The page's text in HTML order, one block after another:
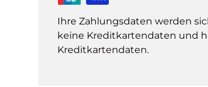
Ihre Zahlungsdaten werden
keine Kreditkartendaten und
Kreditkartendaten.